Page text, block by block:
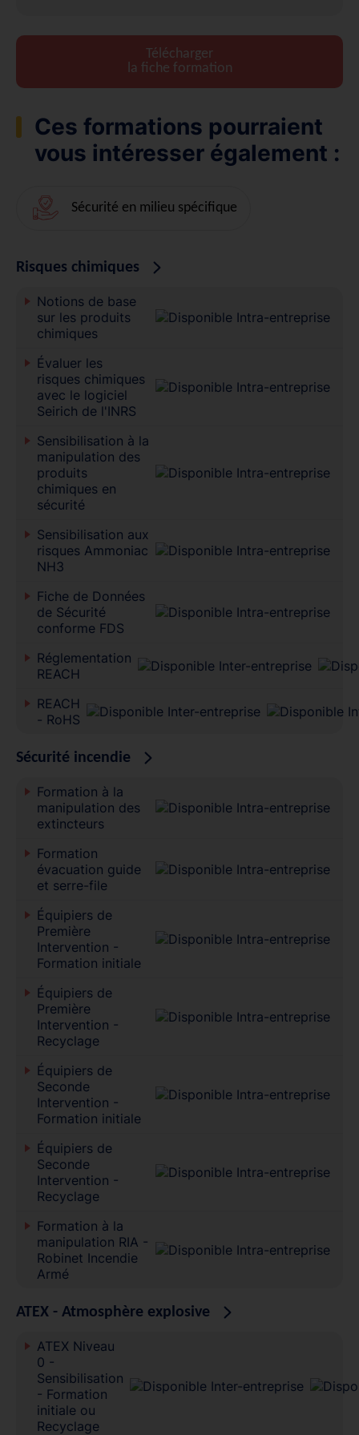
Télécharger
la fiche formation
Ces formations pourraient
vous intéresser également :
Sécurité en milieu spécifique
Risques chimiques
Notions de base
sur les produits
chimiques
Évaluer les
risques chimiques
avec le logiciel
Seirich de l'INRS
Sensibilisation à la
manipulation des
produits
chimiques en
sécurité
Sensibilisation aux
risques Ammoniac
NH3
Fiche de Données
de Sécurité
conforme FDS
Réglementation
REACH
REACH
- RoHS
Sécurité incendie
Formation à la
manipulation des
extincteurs
Formation
évacuation guide
et serre-file
Équipiers de
Première
Intervention -
Formation initiale
Équipiers de
Première
Intervention -
Recyclage
Équipiers de
Seconde
Intervention -
Formation initiale
Équipiers de
Seconde
Intervention -
Recyclage
Formation à la
manipulation RIA -
Robinet Incendie
Armé
ATEX - Atmosphère explosive
ATEX Niveau
0 -
Sensibilisation
- Formation
initiale ou
Recyclage